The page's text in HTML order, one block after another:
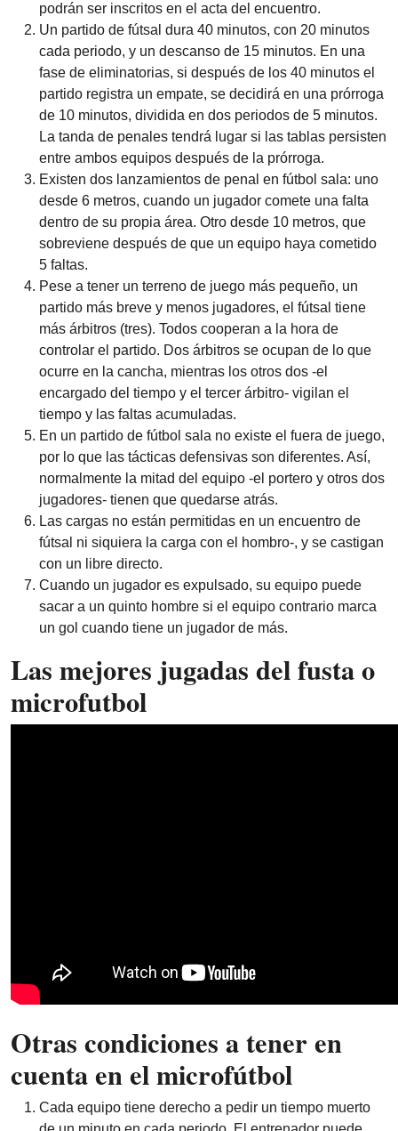
podrán ser inscritos en el acta del encuentro.
Un partido de fútsal dura 40 minutos, con 20 minutos
cada periodo, y un descanso de 15 minutos. En una
fase de eliminatorias, si después de los 40 minutos el
partido registra un empate, se decidirá en una prórroga
de 10 minutos, dividida en dos periodos de 5 minutos.
La tanda de penales tendrá lugar si las tablas persisten
entre ambos equipos después de la prórroga.
Existen dos lanzamientos de penal en fútbol sala: uno
desde 6 metros, cuando un jugador comete una falta
dentro de su propia área. Otro desde 10 metros, que
sobreviene después de que un equipo haya cometido
5 faltas.
Pese a tener un terreno de juego más pequeño, un
partido más breve y menos jugadores, el fútsal tiene
más árbitros (tres). Todos cooperan a la hora de
controlar el partido. Dos árbitros se ocupan de lo que
ocurre en la cancha, mientras los otros dos -el
encargado del tiempo y el tercer árbitro- vigilan el
tiempo y las faltas acumuladas.
En un partido de fútbol sala no existe el fuera de juego,
por lo que las tácticas defensivas son diferentes. Así,
normalmente la mitad del equipo -el portero y otros dos
jugadores- tienen que quedarse atrás.
Las cargas no están permitidas en un encuentro de
fútsal ni siquiera la carga con el hombro-, y se castigan
con un libre directo.
Cuando un jugador es expulsado, su equipo puede
sacar a un quinto hombre si el equipo contrario marca
un gol cuando tiene un jugador de más.
Las mejores jugadas del fusta o
microfutbol
Otras condiciones a tener en
cuenta en el microfútbol
Cada equipo tiene derecho a pedir un tiempo muerto